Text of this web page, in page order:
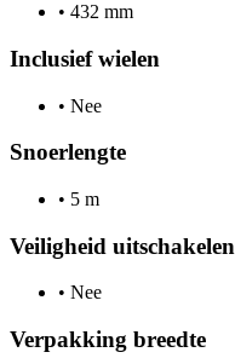
• 432 mm
Inclusief wielen
• Nee
Snoerlengte
• 5 m
Veiligheid uitschakelen
• Nee
Verpakking breedte